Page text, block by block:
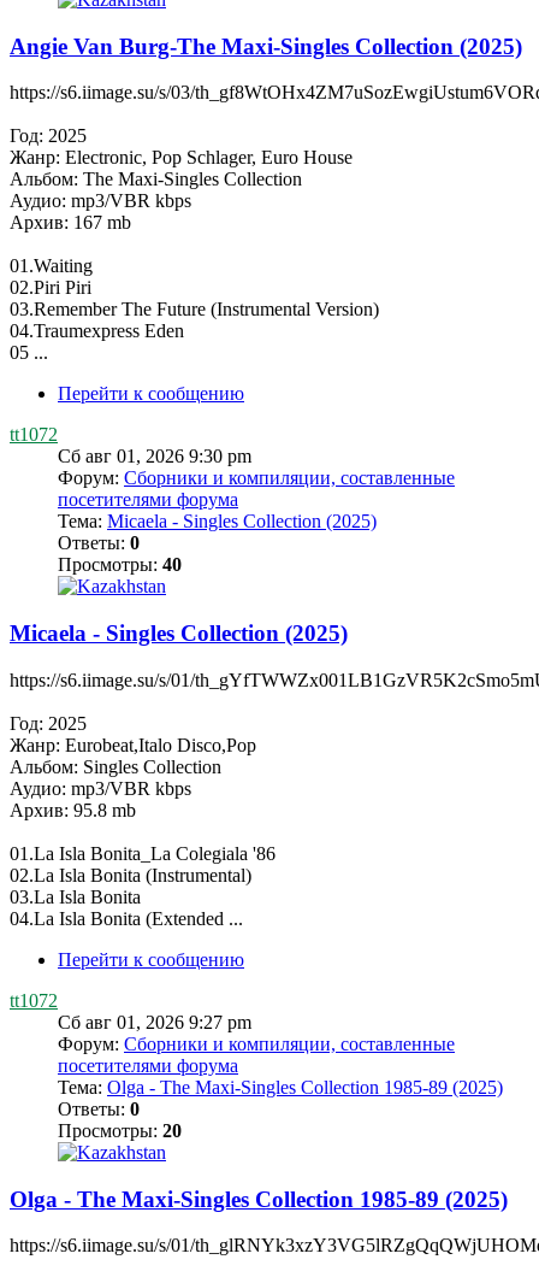
Angie Van Burg-The Maxi-Singles Collection (2025)
https://s6.iimage.su/s/03/
Год: 2025
Жанр: Electronic, Pop Schlager, Euro House
Альбом: The Maxi-Singles Collection
Аудио: mp3/VBR kbps
Архив: 167 mb
01.Waiting
02.Piri Piri
03.Remember The Future (Instrumental Version)
04.Traumexpress Eden
05 ...
Перейти к сообщению
tt1072
Сб авг 01, 2026 9:30 pm
Форум: Сборники и компиляции, составленные
посетителями форума
Тема: Micaela - Singles Collection (2025)
Ответы: 0
Просмотры: 40
Micaela - Singles Collection (2025)
https://s6.iimage.su/s/01/
Год: 2025
Жанр: Eurobeat,Italo Disco,Pop
Альбом: Singles Collection
Аудио: mp3/VBR kbps
Архив: 95.8 mb
01.La Isla Bonita_La Colegiala '86
02.La Isla Bonita (Instrumental)
03.La Isla Bonita
04.La Isla Bonita (Extended ...
Перейти к сообщению
tt1072
Сб авг 01, 2026 9:27 pm
Форум: Сборники и компиляции, составленные
посетителями форума
Тема: Olga - The Maxi-Singles Collection 1985-89 (2025)
Ответы: 0
Просмотры: 20
Olga - The Maxi-Singles Collection 1985-89 (2025)
https://s6.iimage.su/s/01/